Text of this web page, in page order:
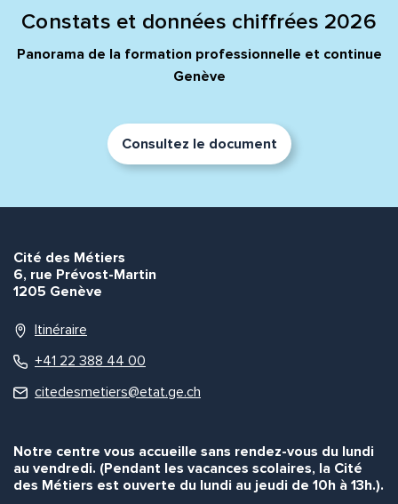
Constats et données chiffrées 2026
Panorama de la formation professionnelle et continue
Genève
Consultez le document
Cité des Métiers
6, rue Prévost-Martin
1205 Genève
Itinéraire
+41 22 388 44 00
citedesmetiers@etat.ge.ch
Notre centre vous accueille sans rendez-vous du lundi
au vendredi. (Pendant les vacances scolaires, la Cité
des Métiers est ouverte du lundi au jeudi de 10h à 13h.).
Prénom et nom*
Adresse e-mail*
Message*
Quelle est la pertinence de cette page?
Commentaire*